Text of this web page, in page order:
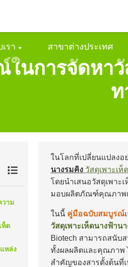
รา สาขาต่างประเทศ
นการจัดหาวั
ท
วาม
ห็ด
หล่ง
ในโลกที่เปลี่ยนแปลงอ
นางรมคิง วัสดุเพาะเห็ด
โดยนำเสนอวัสดุเพาะ
มอบผลิตภัณฑ์คุณภาพเ
ในนี้ คู่มือฉบับสมบูรณ์
วัสดุเพาะเห็ดนางฟ้าน
Biotech สามารถสนับ
ทั้งผลผลิตและคุณภาพ
สำคัญของสารตั้งต้นที่